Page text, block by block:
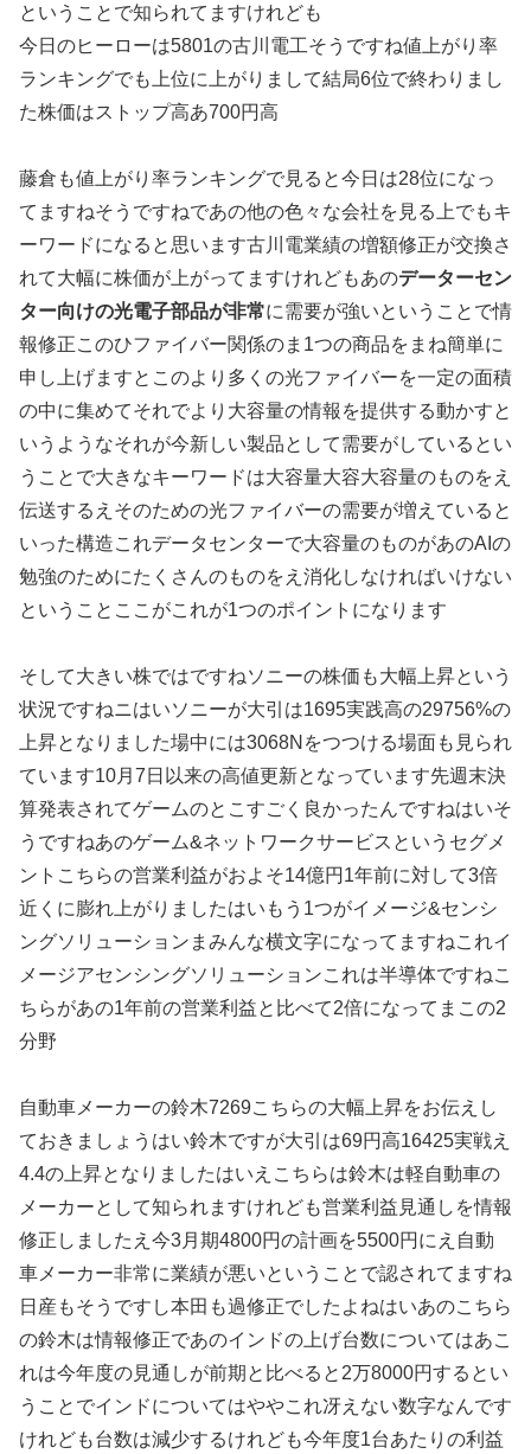
ということで知られてますけれども
今日のヒーローは5801の古川電工そうですね値上がり率
ランキングでも上位に上がりまして結局6位で終わりまし
た株価はストップ高あ700円高
藤倉も値上がり率ランキングで見ると今日は28位になっ
てますねそうですねであの他の色々な会社を見る上でもキ
ーワードになると思います古川電業績の増額修正が交換さ
れて大幅に株価が上がってますけれどもあのデーターセン
ター向けの光電子部品が非常に需要が強いということで情
報修正このひファイバー関係のま1つの商品をまね簡単に
申し上げますとこのより多くの光ファイバーを一定の面積
の中に集めてそれでより大容量の情報を提供する動かすと
いうようなそれが今新しい製品として需要がしているとい
うことで大きなキーワードは大容量大容大容量のものをえ
伝送するえそのための光ファイバーの需要が増えていると
いった構造これデータセンターで大容量のものがあのAIの
勉強のためにたくさんのものをえ消化しなければいけない
ということここがこれが1つのポイントになります
そして大きい株ではですねソニーの株価も大幅上昇という
状況ですねニはいソニーが大引は1695実践高の29756%の
上昇となりました場中には3068Nをつつける場面も見られ
ています10月7日以来の高値更新となっています先週末決
算発表されてゲームのとこすごく良かったんですねはいそ
うですねあのゲーム&ネットワークサービスというセグメ
ントこちらの営業利益がおよそ14億円1年前に対して3倍
近くに膨れ上がりましたはいもう1つがイメージ&センシ
ングソリューションまみんな横文字になってますねこれイ
メージアセンシングソリューションこれは半導体ですねこ
ちらがあの1年前の営業利益と比べて2倍になってまこの2
分野
自動車メーカーの鈴木7269こちらの大幅上昇をお伝えし
ておきましょうはい鈴木ですが大引は69円高16425実戦え
4.4の上昇となりましたはいえこちらは鈴木は軽自動車の
メーカーとして知られますけれども営業利益見通しを情報
修正しましたえ今3月期4800円の計画を5500円にえ自動
車メーカー非常に業績が悪いということで認されてますね
日産もそうですし本田も過修正でしたよねはいあのこちら
の鈴木は情報修正であのインドの上げ台数についてはあこ
れは今年度の見通しが前期と比べると2万8000円するとい
うことでインドについてはややこれ冴えない数字なんです
けれども台数は減少するけれども今年度1台あたりの利益